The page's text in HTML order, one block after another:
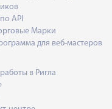
API
Марки
для веб-мастеров
в Ригла